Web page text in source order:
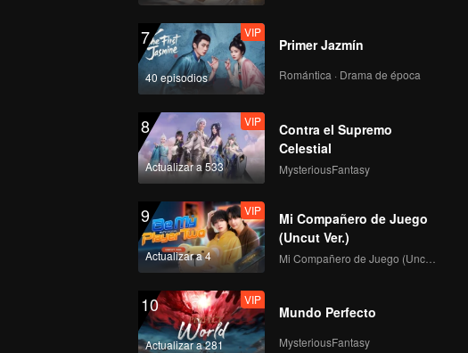
7
40 episodios
VIP
Primer Jazmín
Romántica · Drama de época
8
Actualizar a 533
VIP
Contra el Supremo
Celestial
MysteriousFantasy
9
Actualizar a 4
VIP
Mi Compañero de Juego
(Uncut Ver.)
Mi Compañero de Juego (Uncut Ver.)
10
Actualizar a 281
VIP
Mundo Perfecto
MysteriousFantasy